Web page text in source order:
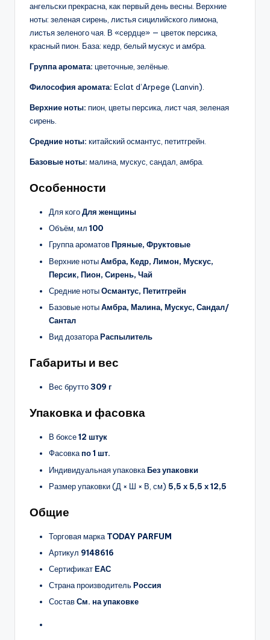
ангельски прекрасна, как первый день весны. Верхние
ноты: зеленая сирень, листья сицилийского лимона,
листья зеленого чая. В «сердце» — цветок персика,
красный пион. База: кедр, белый мускус и амбра.
Группа аромата: цветочные, зелёные.
Философия аромата: Eclat d’Arpege (Lanvin).
Верхние ноты: пион, цветы персика, лист чая, зеленая
сирень.
Средние ноты: китайский османтус, петитгрейн.
Базовые ноты: малина, мускус, сандал, амбра.
Особенности
Для когоДля женщины
Объём, мл 100
Группа ароматовПряные, Фруктовые
Верхние нотыАмбра, Кедр, Лимон, Мускус,
Персик, Пион, Сирень, Чай
Средние нотыОсмантус, Петитгрейн
Базовые нотыАмбра, Малина, Мускус, Сандал/
Сантал
Вид дозатораРаспылитель
Габариты и вес
Вес брутто309 г
Упаковка и фасовка
В боксе12 штук
Фасовкапо 1 шт.
Индивидуальная упаковкаБез упаковки
Размер упаковки (Д × Ш × В, см) 5,5 х 5,5 х 12,5
Общие
Торговая марка TODAY PARFUM
Артикул 9148616
СертификатЕАС
Страна производительРоссия
СоставСм. на упаковке